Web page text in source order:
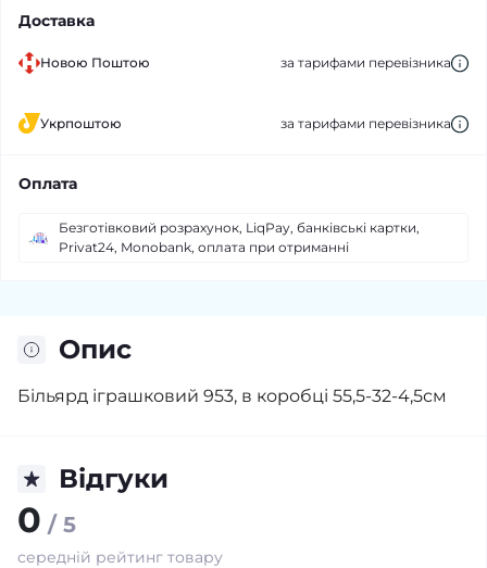
Доставка
Новою Поштою за тарифами перевізника
Укрпоштою за тарифами перевізника
Оплата
Безготівковий розрахунок, LiqPay, банківські картки,
Privat24, Monobank, оплата при отриманні
Опис
Більярд іграшковий 953, в коробці 55,5-32-4,5см
Відгуки
0 / 5
середній рейтинг товару